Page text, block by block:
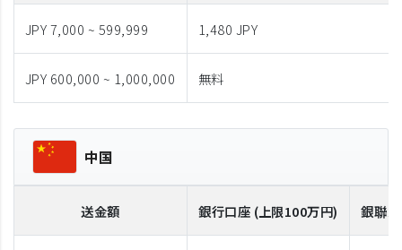
JPY 7,000 ~ 599,999 1,480 JPY
JPY 600,000 ~ 1,000,000 無料
中国
送金額 銀行口座 (上限100万円) 銀聯